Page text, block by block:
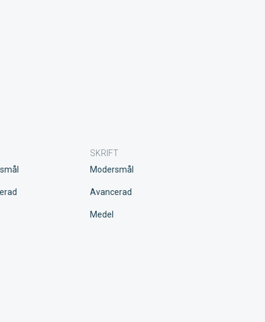
SKRIFT
Modersmål
Avancerad
Medel